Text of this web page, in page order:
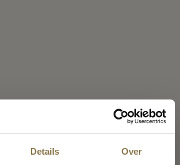
Details Over